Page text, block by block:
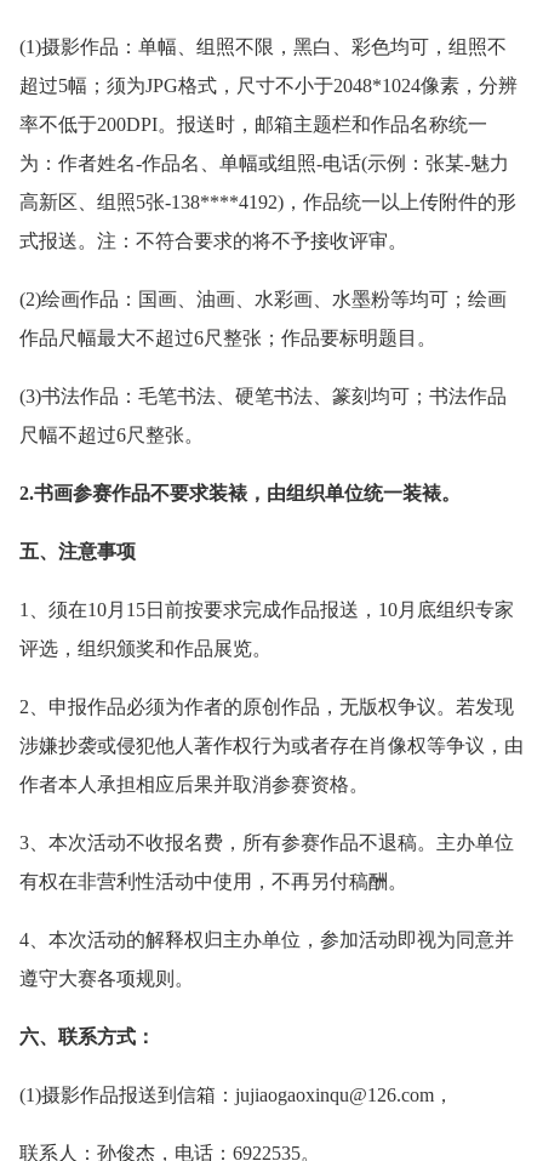
(1)摄影作品：单幅、组照不限，黑白、彩色均可，组照不
超过5幅；须为JPG格式，尺寸不小于2048*1024像素，分辨
率不低于200DPI。报送时，邮箱主题栏和作品名称统一
为：作者姓名-作品名、单幅或组照-电话(示例：张某-魅力
高新区、组照5张-138****4192)，作品统一以上传附件的形
式报送。注：不符合要求的将不予接收评审。
(2)绘画作品：国画、油画、水彩画、水墨粉等均可；绘画
作品尺幅最大不超过6尺整张；作品要标明题目。
(3)书法作品：毛笔书法、硬笔书法、篆刻均可；书法作品
尺幅不超过6尺整张。
2.书画参赛作品不要求装裱，由组织单位统一装裱。
五、注意事项
1、须在10月15日前按要求完成作品报送，10月底组织专家
评选，组织颁奖和作品展览。
2、申报作品必须为作者的原创作品，无版权争议。若发现
涉嫌抄袭或侵犯他人著作权行为或者存在肖像权等争议，由
作者本人承担相应后果并取消参赛资格。
3、本次活动不收报名费，所有参赛作品不退稿。主办单位
有权在非营利性活动中使用，不再另付稿酬。
4、本次活动的解释权归主办单位，参加活动即视为同意并
遵守大赛各项规则。
六、联系方式：
(1)摄影作品报送到信箱：jujiaogaoxinqu@126.com，
联系人：孙俊杰，电话：6922535。